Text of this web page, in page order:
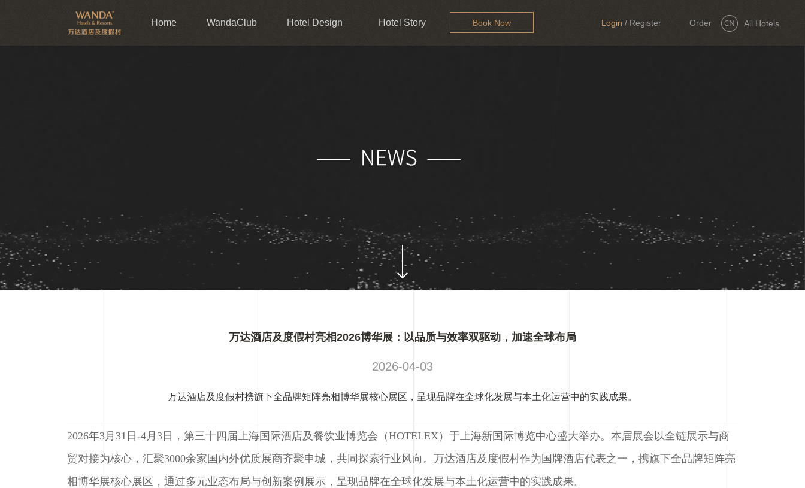
Home WandaClub Hotel Design Hotel Story Book Now Login / Register Order All Hotels
万达酒店及度假村亮相2026博华展：以品质与效率双驱动，加速全球布局
2026-04-03
万达酒店及度假村携旗下全品牌矩阵亮相博华展核心展区，呈现品牌在全球化发展与本土化运营中的实践成果。
2026年3月31日-4月3日，第三十四届上海国际酒店及餐饮业博览会（HOTELEX）于上海新国际博览中心盛大举办。本届展会以全链展示与商
贸对接为核心，汇聚3000余家国内外优质展商齐聚申城，共同探索行业风向。万达酒店及度假村作为国牌酒店代表之一，携旗下全品牌矩阵亮
相博华展核心展区，通过多元业态布局与创新案例展示，呈现品牌在全球化发展与本土化运营中的实践成果。